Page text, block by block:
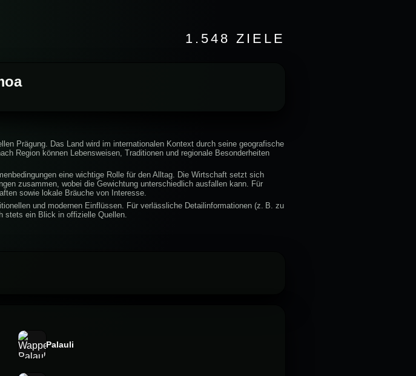
1.548 ZIELE
Prägung. Das Land wird im internationalen Kontext durch seine geografische
Region können Lebensweisen, Traditionen und regionale Besonderheiten
eine wichtige Rolle für den Alltag. Die Wirtschaft setzt sich
zusammen, wobei die Gewichtung unterschiedlich ausfallen kann. Für
sowie lokale Bräuche von Interesse.
und modernen Einflüssen. Für verlässliche Detailinformationen (z. B. zu
stets ein Blick in offizielle Quellen.
Palauli